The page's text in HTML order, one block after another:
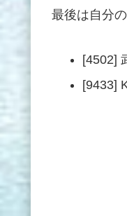
最後は自分
[4502]
[9433]